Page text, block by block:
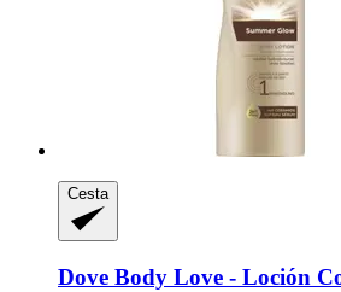
Cesta
Dove Body Love -​ Loción